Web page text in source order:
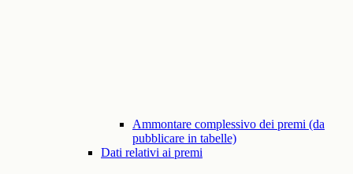
Ammontare complessivo dei premi (da
pubblicare in tabelle)
Dati relativi ai premi